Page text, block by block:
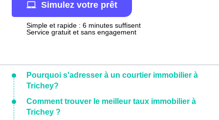
Simulez votre prêt
Simple et rapide : 6 minutes suffisent
Service gratuit et sans engagement
Pourquoi s'adresser à un courtier immobilier à
Trichey?
Comment trouver le meilleur taux immobilier à
Trichey ?